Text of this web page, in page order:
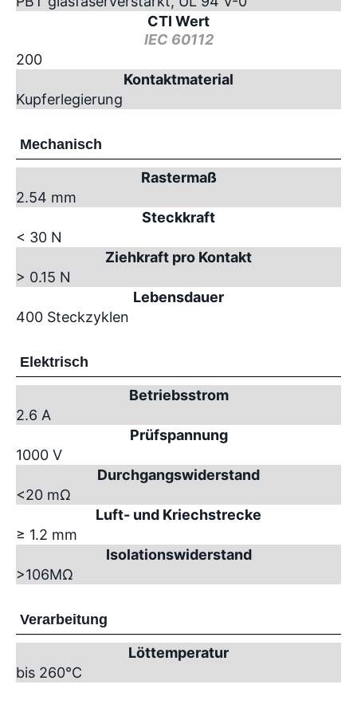
CTI Wert
IEC 60112
200
Kontaktmaterial
Kupferlegierung
Mechanisch
Rastermaß
2.54 mm
Steckkraft
< 30 N
Ziehkraft pro Kontakt
> 0.15 N
Lebensdauer
400 Steckzyklen
Elektrisch
Betriebsstrom
2.6 A
Prüfspannung
1000 V
Durchgangswiderstand
<20 mΩ
Luft- und Kriechstrecke
≥ 1.2 mm
Isolationswiderstand
>106MΩ
Verarbeitung
Löttemperatur
bis 260°C